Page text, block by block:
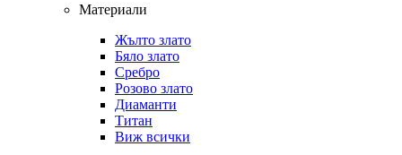
Материали
Жълто злато
Бяло злато
Сребро
Розово злато
Диаманти
Титан
Виж всички